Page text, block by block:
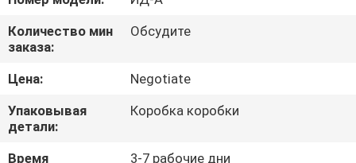
ПРОВЕРКА
КАЧЕСТВА
СВЯЖИТЕСЬ
МЫ
Количество мин
заказа:
Обсудите
Цена:
Negotiate
Упаковывая
детали:
Коробка коробки
Время
3-7 рабочие дни